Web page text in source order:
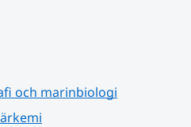
och marinbiologi